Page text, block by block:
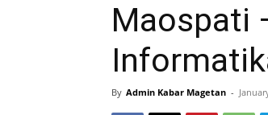
Maospati
By Admin Kabar Magetan -